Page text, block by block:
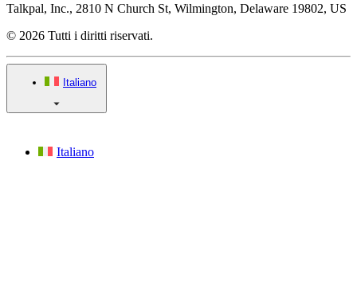
Talkpal, Inc., 2810 N Church St, Wilmington, Delaware 19802, US
© 2026 Tutti i diritti riservati.
Italiano
Italiano